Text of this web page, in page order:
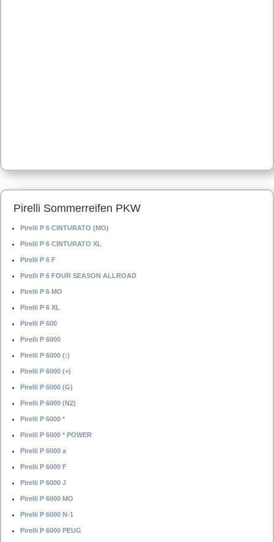
Pirelli Sommerreifen PKW
Pirelli P 6 CINTURATO (MO)
Pirelli P 6 CINTURATO XL
Pirelli P 6 F
Pirelli P 6 FOUR SEASON ALLROAD
Pirelli P 6 MO
Pirelli P 6 XL
Pirelli P 600
Pirelli P 6000
Pirelli P 6000 (:)
Pirelli P 6000 (+)
Pirelli P 6000 (G)
Pirelli P 6000 (N2)
Pirelli P 6000 *
Pirelli P 6000 * POWER
Pirelli P 6000 a
Pirelli P 6000 F
Pirelli P 6000 J
Pirelli P 6000 MO
Pirelli P 6000 N-1
Pirelli P 6000 PEUG